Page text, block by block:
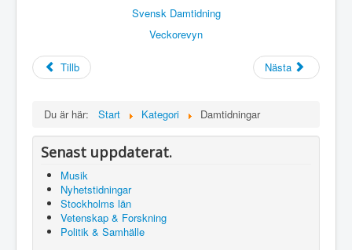
Svensk Damtidning
Veckorevyn
Tillb Nästa
Du är här: Start Kategori Damtidningar
Senast uppdaterat.
Musik
Nyhetstidningar
Stockholms län
Vetenskap & Forskning
Politik & Samhälle